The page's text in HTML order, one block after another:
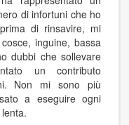
di infortuni che ho
di rinsavire, mi
inguine, bassa
dubbi che sollevare
un contributo
Non mi sono più
a eseguire ogni